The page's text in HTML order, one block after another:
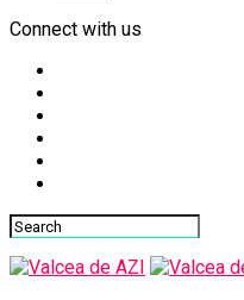
Connect with us